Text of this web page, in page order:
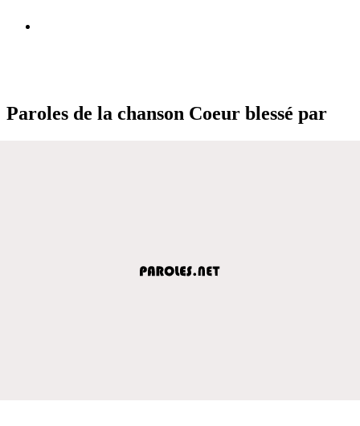
Paroles de la chanson Coeur blessé par